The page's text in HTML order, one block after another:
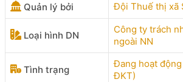
Quản lý bởi Đội Thuế thị xã
Loại hình DN
Công ty trách
ngoài NN
Tình trạng
Đang hoạt động
ĐKT)